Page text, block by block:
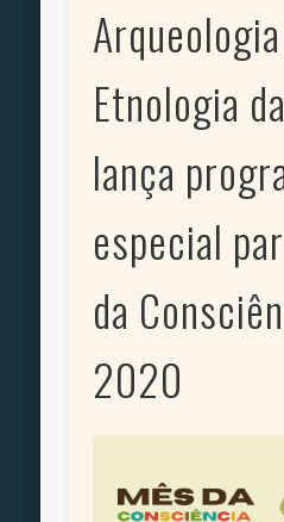
Etnologia
lança
especial
da
2020